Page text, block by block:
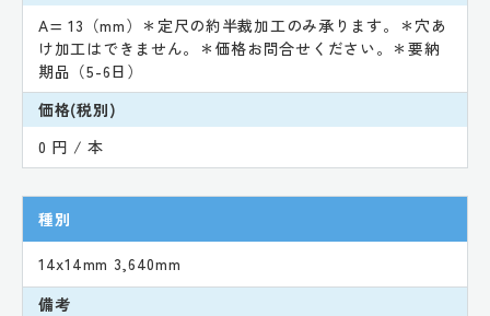
A= 13（mm）＊定尺の約半裁加工のみ承ります。＊穴あ
け加工はできません。＊価格お問合せください。＊要納
期品（5-6日）
価格(税別)
0 円 / 本
種別
14x14mm 3,640mm
備考